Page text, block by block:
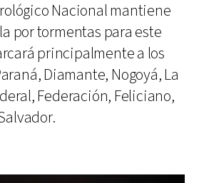
Nacional mantiene
por tormentas para este
principalmente a los
Diamante, Nogoyá, La
Federación, Feliciano,